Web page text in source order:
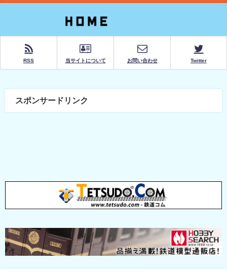
RSS 当サイトについて お問い合わせ Twitter
スポンサードリンク